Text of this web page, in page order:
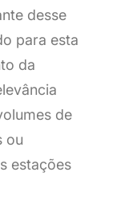
desse
para esta
da
de
ou
estações